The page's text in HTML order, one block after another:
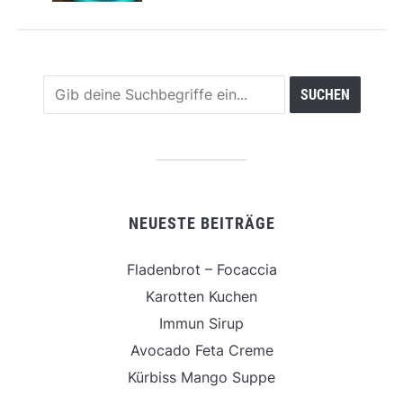
NEUESTE BEITRÄGE
Fladenbrot – Focaccia
Karotten Kuchen
Immun Sirup
Avocado Feta Creme
Kürbiss Mango Suppe